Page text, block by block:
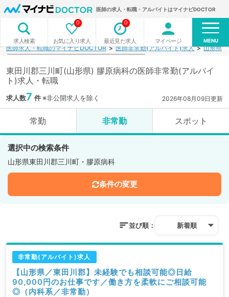
医師の求人・転職・アルバイトはマイナビDOCTOR
求人検索 お気に入り求人
0
最近見た求人
0
マイページ MENU
医師求人・転職のマイナビDOCTOR 医師非常勤(アルバイト)求人 山形県
東田川郡三川町(山形県) 膠原病科の医師非常勤(アルバイ
ト)求人・転職
求人数7 件※非公開求人を除く 2026年08月09日更新
常勤 非常勤 スポット
選択中の検索条件
山形県東田川郡三川町・膠原病科
条件の変更
並び順： 新着順
非常勤(アルバイト)求人
【山形県／東田川郡】未経験でも相談可能◎日給
90,000円のお仕事です／働き方を柔軟にご相談可能
◎（内科系／非常勤）